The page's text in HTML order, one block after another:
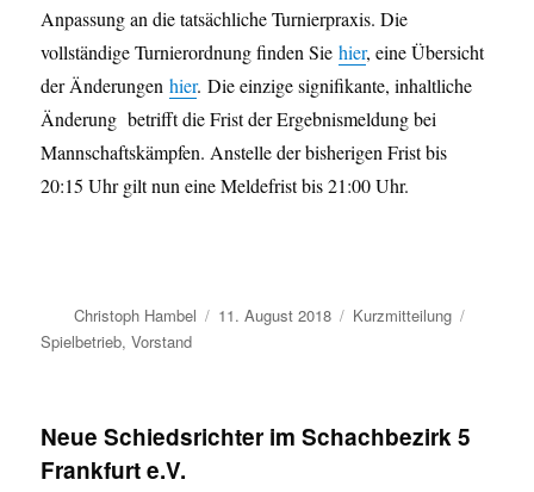
Anpassung an die tatsächliche Turnierpraxis. Die
vollständige Turnierordnung finden Siehier, eine Übersicht
der Änderungenhier. Die einzige signifikante, inhaltliche
Änderung betrifft die Frist der Ergebnismeldung bei
Mannschaftskämpfen. Anstelle der bisherigen Frist bis
20:15 Uhr gilt nun eine Meldefrist bis 21:00 Uhr.
Autor
Christoph Hambel
Veröffentlicht
11. August 2018 Format
Kurzmitteilung
Spielbetrieb,Vorstand
Neue Schiedsrichter im Schachbezirk 5
Frankfurt e.V.